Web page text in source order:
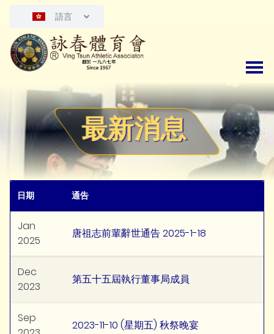
語言
最新消息
日期 通告
Jan
2025
唐祖志前輩辭世通告 2025-1-18
Dec
2023
第五十五屆執行董事局成員
Sep
2023-11-10 (星期五) 秋祭晚宴